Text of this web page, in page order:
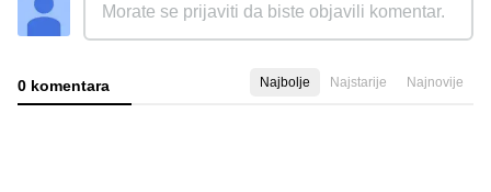
0 komentara Najbolje Najstarije Najnovije